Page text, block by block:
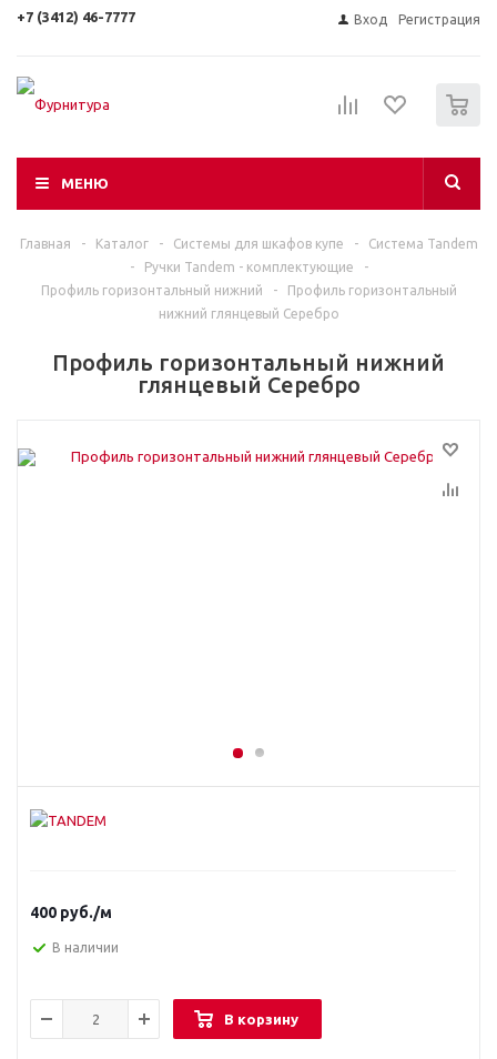
+7 (3412) 46-7777 Вход Регистрация
МЕНЮ
Главная - Каталог - Системы для шкафов купе -
Система Tandem
-
Ручки Tandem - комплектующие
-
Профиль горизонтальный нижний
-
Профиль горизонтальный
нижний глянцевый Серебро
Профиль горизонтальный нижний
глянцевый Серебро
400 руб./м
В наличии
В корзину